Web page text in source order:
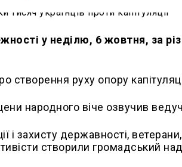
у неділю, 6 жовтня, за
створення руху опору
народного віче озвучив
і захисту державності,
створили громадський